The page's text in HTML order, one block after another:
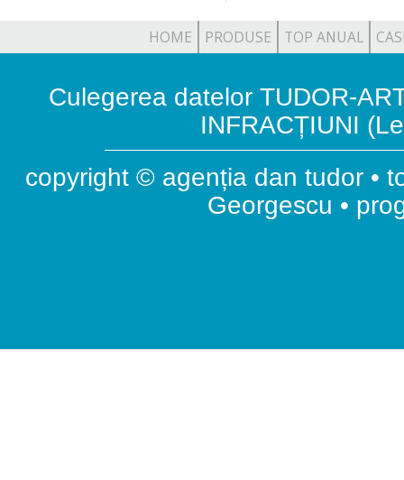
HOME PRODUSE TOP ANUAL
Culegerea datelor TUDOR-
INFRACȚIUNI
copyright © agenția dan tudor •
Georgescu •